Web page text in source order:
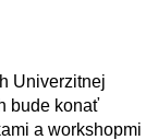
Univerzitnej
bude konať
a workshopmi